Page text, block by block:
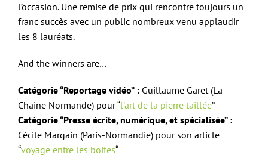
l’occasion. Une remise de prix qui rencontre toujours un
franc succès avec un public nombreux venu applaudir
les 8 lauréats.
And the winners are…
Catégorie “Reportage vidéo” : Guillaume Garet (La
Chaîne Normande) pour “l’art de la pierre taillée”
Catégorie “Presse écrite, numérique, et spécialisée” :
Cécile Margain (Paris-Normandie) pour son article
“voyage entre les boites“